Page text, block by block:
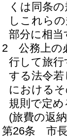
くは同条
しこれら
部分に相
2
公務上の
行して旅
する法令
における
規則で定め
(旅費の返
第26条
市